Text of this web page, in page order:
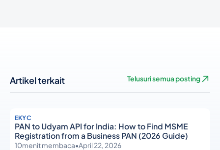
Artikel terkait Telusuri semua posting
EKYC
PAN to Udyam API for India: How to Find MSME
Registration from a Business PAN (2026 Guide)
10menit membaca•April 22, 2026